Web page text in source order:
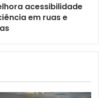
acessibilidade
em ruas e